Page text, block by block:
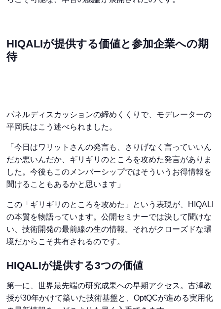
HIQALIが提供する価値と参加企業への期
待
パネルディスカッションの締めくくりで、モデレーターの
平岡氏はこう述べられました。
「今日はワリットさんの発言も、さりげなく言っていいん
だか悪いんだか、ギリギリのところを攻めた発言がありま
した。今後もこのメンバーシップではそういうお得情報を
聞けることもあるかと思います」
この「ギリギリのところを攻めた」という表現が、HIQALI
の本質を物語っています。公開セミナーでは決して聞けな
い、技術開発の最前線の生の情報。それがクローズドな環
境だからこそ共有されるのです。
HIQALIが提供する3つの価値
第一に、世界最先端の研究成果への早期アクセス。古澤教
授が30年かけて築いた技術基盤と、OptQCが進める実用化